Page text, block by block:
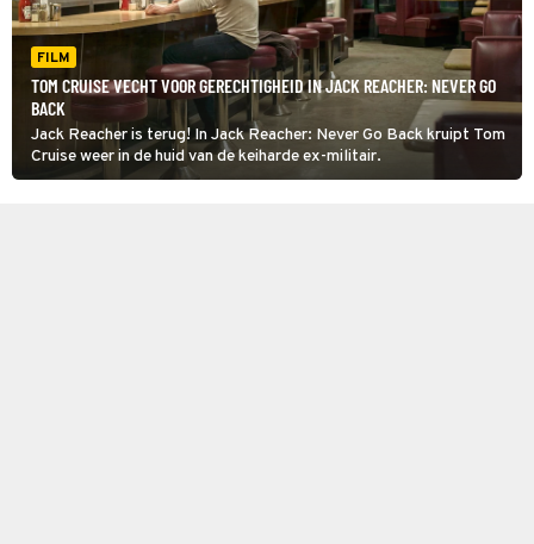
FILM
TOM CRUISE VECHT VOOR GERECHTIGHEID IN JACK REACHER: NEVER GO
BACK
Jack Reacher is terug! In Jack Reacher: Never Go Back kruipt Tom
Cruise weer in de huid van de keiharde ex-militair.